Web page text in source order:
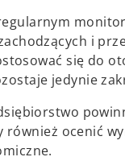
i
się do
jedynie
ocenić